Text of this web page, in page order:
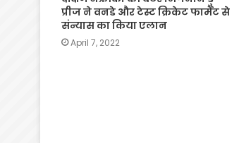
प्रीज ने वनडे और टेस्ट क्रिकेट फार्मेट से
संन्यास का किया एलान
April 7, 2022